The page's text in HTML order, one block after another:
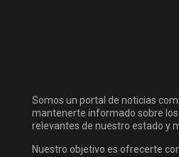
Somos un portal de noticias
mantenerte informado sobre
relevantes de nuestro estado y
Nuestro objetivo es ofrecerte